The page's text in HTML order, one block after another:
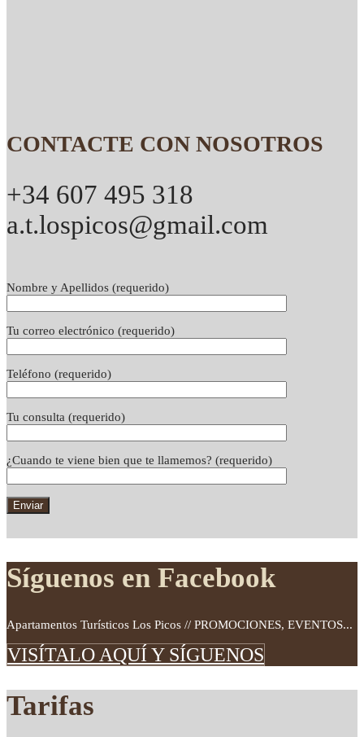
CONTACTE CON NOSOTROS
+34 607 495 318
a.t.lospicos@gmail.com
Nombre y Apellidos (requerido)
Tu correo electrónico (requerido)
Teléfono (requerido)
Tu consulta (requerido)
¿Cuando te viene bien que te llamemos? (requerido)
Síguenos en Facebook
Apartamentos Turísticos Los Picos // PROMOCIONES, EVENTOS...
VISÍTALO AQUÍ Y SÍGUENOS
Tarifas